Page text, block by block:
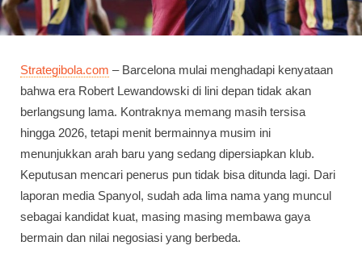
Strategibola.com – Barcelona mulai menghadapi kenyataan
bahwa era Robert Lewandowski di lini depan tidak akan
berlangsung lama. Kontraknya memang masih tersisa
hingga 2026, tetapi menit bermainnya musim ini
menunjukkan arah baru yang sedang dipersiapkan klub.
Keputusan mencari penerus pun tidak bisa ditunda lagi. Dari
laporan media Spanyol, sudah ada lima nama yang muncul
sebagai kandidat kuat, masing masing membawa gaya
bermain dan nilai negosiasi yang berbeda.